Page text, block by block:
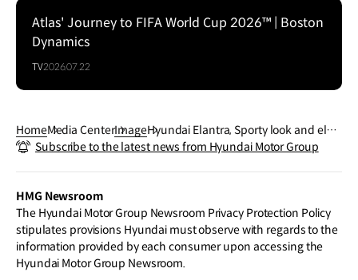
Atlas' Journey to FIFA World Cup 2026™ | Boston
Dynamics
TV2026.07.22
HomeMedia CenterImageHyundai Elantra, Sporty look and elab
orate lines highlighting its bold prese
Subscribe to the latest news from Hyundai Motor Group
HMG Newsroom
The Hyundai Motor Group Newsroom Privacy Protection Policy
stipulates provisions Hyundai must observe with regards to the
information provided by each consumer upon accessing the
Hyundai Motor Group Newsroom.